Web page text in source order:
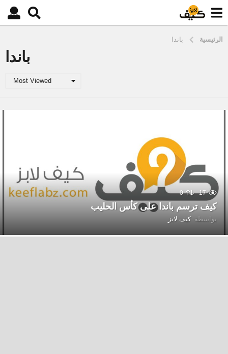
الرئيسية باندا
باندا
Most Viewed
17
0
كيف ترسم باندا على كأس الحليب
بواسطة كيف لابز